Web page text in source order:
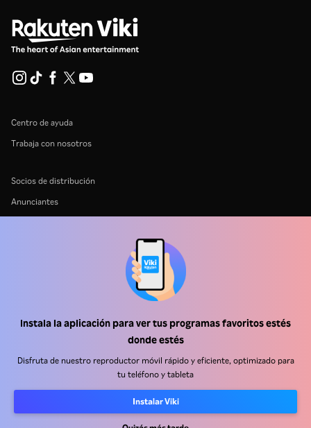
Instala la aplicación para ver tus programas favoritos estés
donde estés
Disfruta de nuestro reproductor móvil rápido y eficiente, optimizado para
tu teléfono y tableta
Instalar Viki
Centro de ayuda
Trabaja con nosotros
Socios de distribución
Anunciantes
Política de cookies y tecnologías de seguimiento
Política de derechos de autor
RakutenRakuten KoboRakuten ViberRakuten TravelMore servicesAbout Rakuten